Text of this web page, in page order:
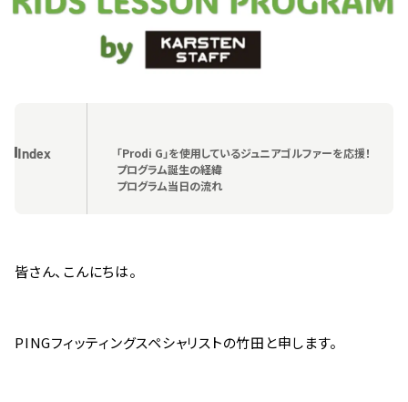
Index
「Prodi G」を使用しているジュニアゴルファーを応援！
プログラム誕生の経緯
プログラム当日の流れ
皆さん、こんにちは。
PINGフィッティングスペシャリストの竹田と申します。